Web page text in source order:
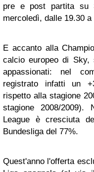
pre e post partita
mercoledì, dalle 19.30
E accanto alla
calcio europeo di
appassionati: nel
registrato infatti un
rispetto alla stagione
stagione 2008/2009).
League è cresciuta
Bundesliga del 77%.
Quest'anno l'offerta